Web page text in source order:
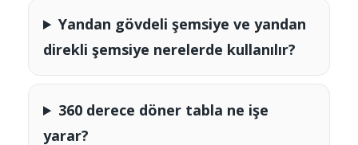
Yandan gövdeli şemsiye ve yandan
direkli şemsiye nerelerde kullanılır?
360 derece döner tabla ne işe
yarar?